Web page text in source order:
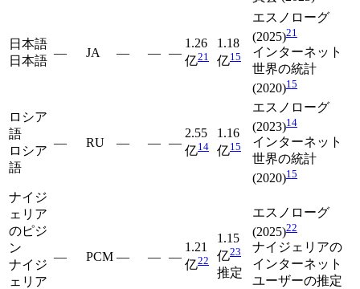
日本語
日本語
— JA — — —
1.26
亿21
1.18
亿15
エスノローグ
(2025)21
インターネット
世界の統計
(2020)15
ロシア
語
ロシア
語
— RU — — —
2.55
亿14
1.16
亿15
エスノローグ
(2023)14
インターネット
世界の統計
(2020)15
ナイジ
ェリア
のピジ
ン
ナイジ
ェリア
— PCM — — —
1.21
亿22
1.15
亿23
推定
エスノローグ
(2025)22
ナイジェリアの
インターネット
ユーザーの推定